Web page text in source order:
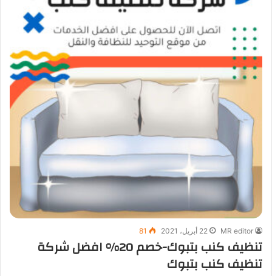
MR editor 22 أبريل، 2021 81
تنظيف كنب بتبوك-خصم 20% افضل شركة
تنظيف كنب بتبوك